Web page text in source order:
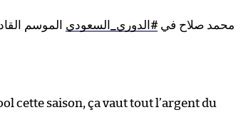
محمد صلاح في#الدوري_السعودي الموسم
cette saison, ça vaut tout l’argent du